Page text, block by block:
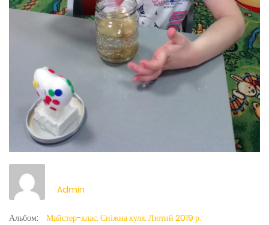
Admin
Альбом: Майстер-клас. Сніжна куля. Лютий 2019 р.